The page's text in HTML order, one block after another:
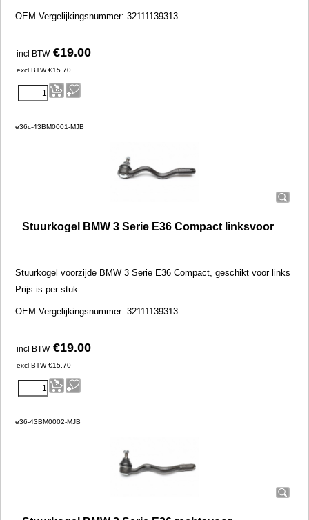
OEM-Vergelijkingsnummer: 32111139313
incl BTW €19.00
excl BTW €15.70
e36c-43BM0001-MJB
Stuurkogel BMW 3 Serie E36 Compact linksvoor
Stuurkogel voorzijde BMW 3 Serie E36 Compact, geschikt voor links
Prijs is per stuk
OEM-Vergelijkingsnummer: 32111139313
incl BTW €19.00
excl BTW €15.70
e36-43BM0002-MJB